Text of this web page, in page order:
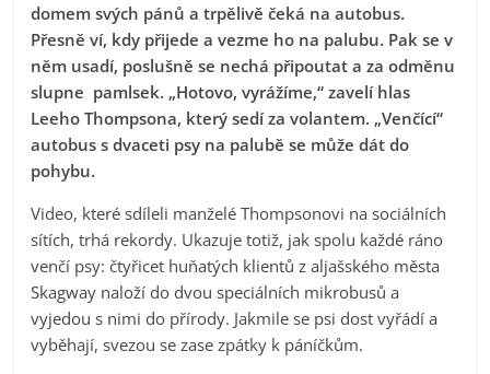
domem svých pánů a trpělivě čeká na autobus.
Přesně ví, kdy přijede a vezme ho na palubu. Pak se v
něm usadí, poslušně se nechá připoutat a za odměnu
slupne pamlsek. „Hotovo, vyrážíme,“ zavelí hlas
Leeho Thompsona, který sedí za volantem. „Venčící“
autobus s dvaceti psy na palubě se může dát do
pohybu.
Video, které sdíleli manželé Thompsonovi na sociálních
sítích, trhá rekordy. Ukazuje totiž, jak spolu každé ráno
venčí psy: čtyřicet huňatých klientů z aljašského města
Skagway naloží do dvou speciálních mikrobusů a
vyjedou s nimi do přírody. Jakmile se psi dost vyřádí a
vyběhají, svezou se zase zpátky k páníčkům.